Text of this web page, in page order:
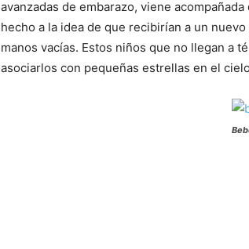
avanzadas de embarazo, viene
hecho a la idea de que recibirían a un
manos vacías. Estos niños que no llegan a
asociarlos con pequeñas estrellas en el